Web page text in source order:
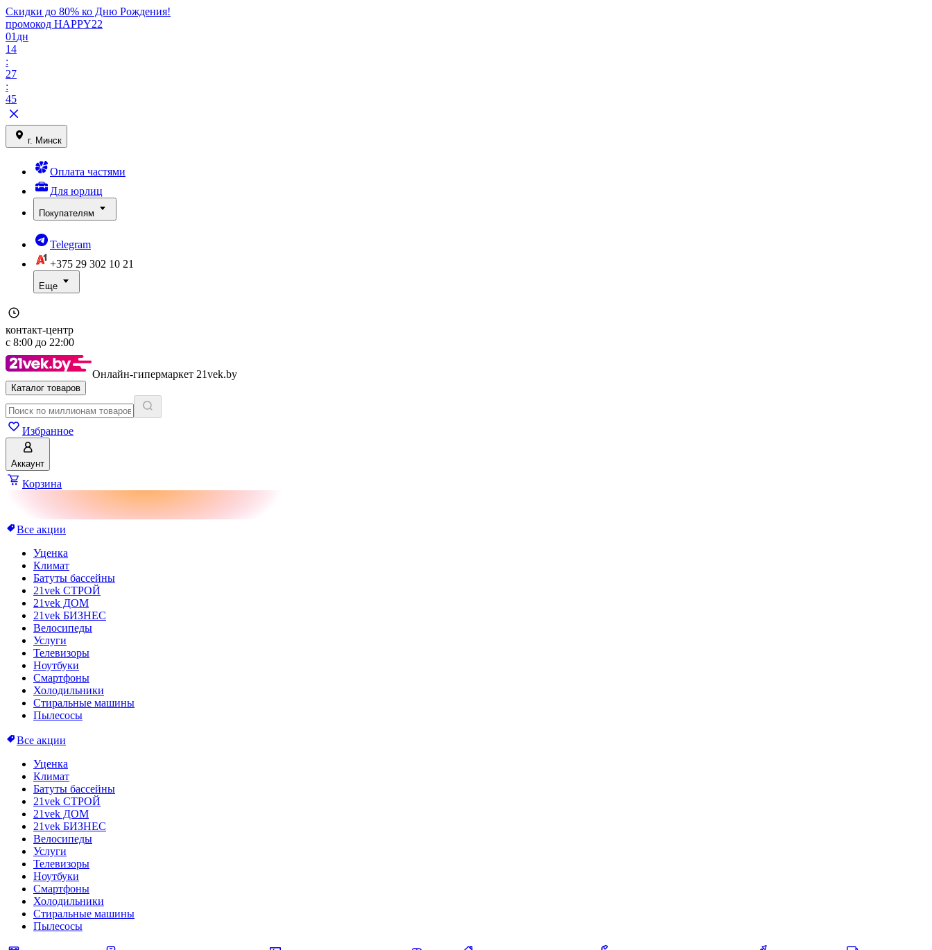
Скидки до 80% ко Дню Рождения!
промокод HAPPY22
01 дн
14
:
27
:
45
г. Минск
Оплата частями
Для юрлиц
Покупателям
Telegram
+375 29 302 10 21
Еще
контакт-центр
с 8:00 до 22:00
Онлайн-гипермаркет 21vek.by
Каталог товаров
Избранное
Аккаунт
Корзина
Все акции
Уценка
Климат
Батуты бассейны
21vek СТРОЙ
21vek ДОМ
21vek БИЗНЕС
Велосипеды
Услуги
Телевизоры
Ноутбуки
Смартфоны
Холодильники
Стиральные машины
Пылесосы
Все акции
Уценка
Климат
Батуты бассейны
21vek СТРОЙ
21vek ДОМ
21vek БИЗНЕС
Велосипеды
Услуги
Телевизоры
Ноутбуки
Смартфоны
Холодильники
Стиральные машины
Пылесосы